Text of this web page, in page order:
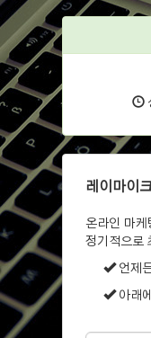
레이마이
온라인 마케
정기적으로
언제
아래